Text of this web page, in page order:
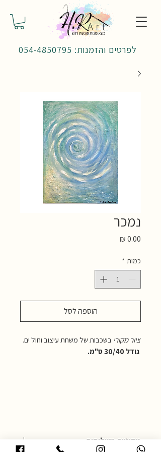
לפרטים והזמנות: 054-4850795
נמכר
כמות *
הוספה לסל
ציור מקורי בשכבות של משחת עיצוב וחול ים.
גודל 30/40 ס"מ.
מדיניות משלוחים